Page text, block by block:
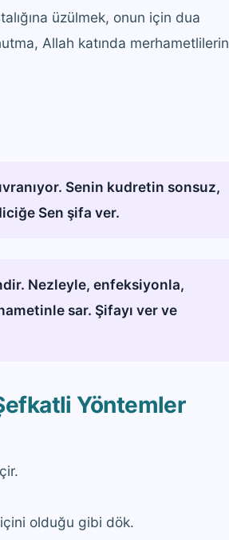
üzülmek, onun için dua
Allah katında merhametlilerin
Senin kudretin sonsuz,
Sen şifa ver.
Nezleyle, enfeksiyonla,
sar. Şifayı ver ve
Yöntemler
olduğu gibi dök.